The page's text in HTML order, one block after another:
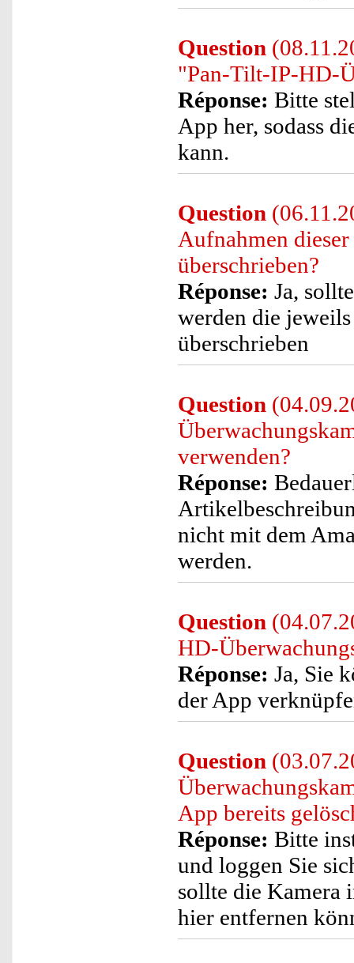
Question
"Pan-Tilt-IP-HD-
Réponse: Bitte
App her, sodass
kann.
Question
Aufnahmen
überschrieben?
Réponse: Ja,
werden die
überschrieben
Question
verwenden?
Réponse:
nicht mit dem
werden.
Question
HD-
Réponse: Ja, Sie
der App
Question
App bereits
Réponse: Bitte
und loggen Sie
sollte die Kamera
hier entfernen